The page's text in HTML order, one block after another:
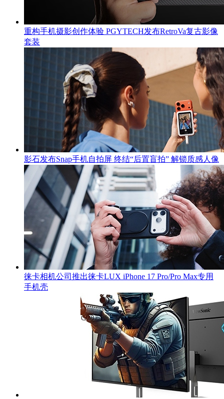
重构手机摄影创作体验 PGYTECH发布RetroVa复古影像
套装
影石发布Snap手机自拍屏 终结“后置盲拍” 解锁质感人像
徕卡相机公司推出徕卡LUX iPhone 17 Pro/Pro Max专用
手机壳